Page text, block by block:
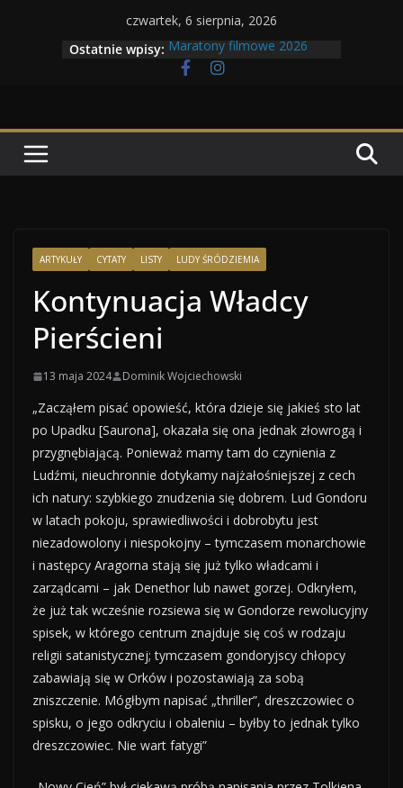
czwartek, 6 sierpnia, 2026
Ostatnie wpisy: Maratony filmowe 2026
Geneza Skrzydlatych Bestii
ARTYKUŁY CYTATY LISTY LUDY ŚRÓDZIEMIA
Kontynuacja Władcy
Pierścieni
13 maja 2024 Dominik Wojciechowski
„Zacząłem pisać opowieść, która dzieje się jakieś sto lat
po Upadku [Saurona], okazała się ona jednak złowrogą i
przygnębiającą. Ponieważ mamy tam do czynienia z
Ludźmi, nieuchronnie dotykamy najżałośniejszej z cech
ich natury: szybkiego znudzenia się dobrem. Lud Gondoru
w latach pokoju, sprawiedliwości i dobrobytu jest
niezadowolony i niespokojny – tymczasem monarchowie
i następcy Aragorna stają się już tylko władcami i
zarządcami – jak Denethor lub nawet gorzej. Odkryłem,
że już tak wcześnie rozsiewa się w Gondorze rewolucyjny
spisek, w którego centrum znajduje się coś w rodzaju
religii satanistycznej; tymczasem gondoryjscy chłopcy
zabawiają się w Orków i pozostawiają za sobą
zniszczenie. Mógłbym napisać „thriller”, dreszczowiec o
spisku, o jego odkryciu i obaleniu – byłby to jednak tylko
dreszczowiec. Nie wart fatygi”